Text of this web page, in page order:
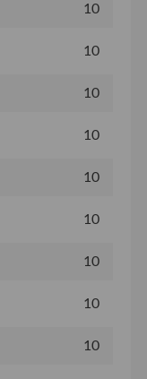
10
10
10
10
10
10
10
10
10